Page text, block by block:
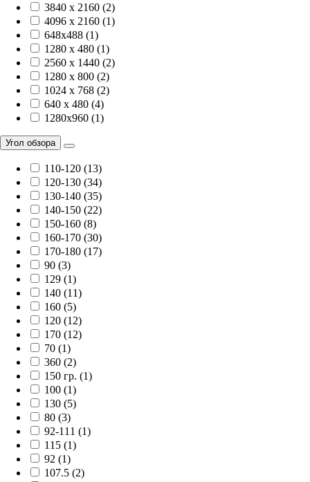
3840 х 2160 (2)
4096 х 2160 (1)
648x488 (1)
1280 x 480 (1)
2560 x 1440 (2)
1280 x 800 (2)
1024 x 768 (2)
640 x 480 (4)
1280x960 (1)
Угол обзора
110-120 (13)
120-130 (34)
130-140 (35)
140-150 (22)
150-160 (8)
160-170 (30)
170-180 (17)
90 (3)
129 (1)
140 (11)
160 (5)
120 (12)
170 (12)
70 (1)
360 (2)
150 гр. (1)
100 (1)
130 (5)
80 (3)
92-111 (1)
115 (1)
92 (1)
107.5 (2)